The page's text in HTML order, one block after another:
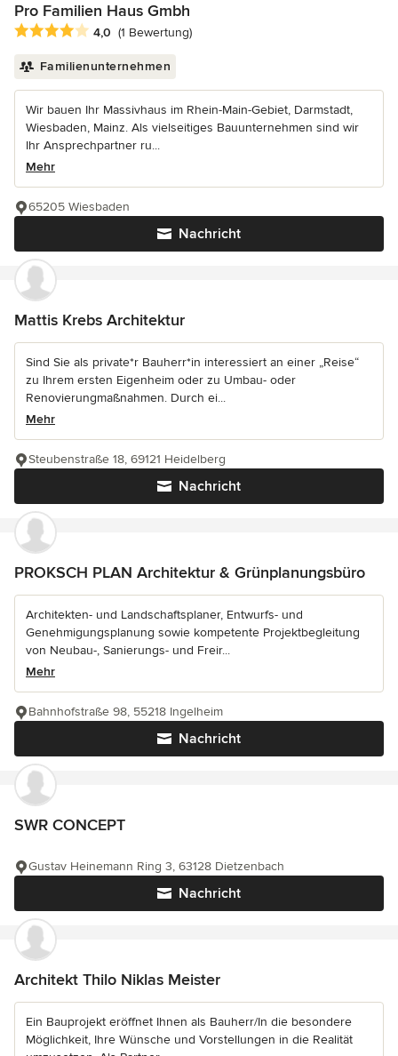
Pro Familien Haus Gmbh
Durchschnittliche Bewertung: 4 von 5 Sternen
4,0 (1 Bewertung)
Familienunternehmen
Wir bauen Ihr Massivhaus im Rhein-Main-Gebiet, Darmstadt,
Wiesbaden, Mainz. Als vielseitiges Bauunternehmen sind wir
Ihr Ansprechpartner ru...
Mehr
Nachricht
65205 Wiesbaden
Mattis Krebs Architektur
Sind Sie als private*r Bauherr*in interessiert an einer „Reise“
zu Ihrem ersten Eigenheim oder zu Umbau- oder
Renovierungmaßnahmen. Durch ei...
Mehr
Nachricht
Steubenstraße 18, 69121 Heidelberg
PROKSCH PLAN Architektur & Grünplanungsbüro
Architekten- und Landschaftsplaner, Entwurfs- und
Genehmigungsplanung sowie kompetente Projektbegleitung
von Neubau-, Sanierungs- und Freir...
Mehr
Nachricht
Bahnhofstraße 98, 55218 Ingelheim
SWR CONCEPT
Nachricht
Gustav Heinemann Ring 3, 63128 Dietzenbach
Architekt Thilo Niklas Meister
Ein Bauprojekt eröffnet Ihnen als Bauherr/In die besondere
Möglichkeit, Ihre Wünsche und Vorstellungen in die Realität